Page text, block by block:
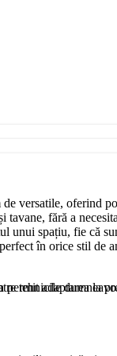
versatile, oferind
tavane, fără a
tehnicile
unui spațiu, fie că
în orice stil de
adaptarea la